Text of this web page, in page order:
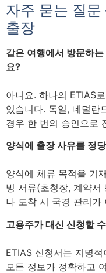
자주 묻는 질
출장
같은 여행에서 방문하
요?
아니요. 하나의 ETIAS
있습니다. 독일, 네덜란
경우 한 번의 승인으로
양식에 출장 사유를 정
양식에 체류 목적을 기
빙 서류(초청장, 계약서
나 도착 시 국경 관리가
고용주가 대신 신청할
ETIAS 신청서는 지명
모든 정보가 정확하고